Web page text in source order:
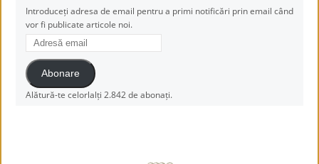
Introduceți adresa de email pentru a primi notificări prin email când
vor fi publicate articole noi.
Adresă
email
Abonare
Alătură-te celorlalți 2.842 de abonați.